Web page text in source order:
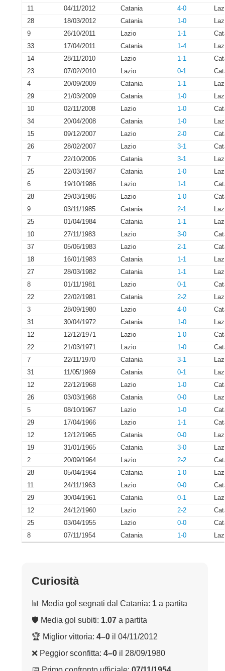
11
04/11/2012 Catania 4-0
28
18/03/2012 Catania 1-0
9
26/10/2011 Lazio 1-1
33
17/04/2011 Catania 1-4
14
28/11/2010 Lazio 1-1
23
07/02/2010 Lazio 0-1
4
20/09/2009 Catania 1-1
29
21/03/2009 Catania 1-0
10
02/11/2008 Lazio 1-0
34
20/04/2008 Catania 1-0
15
09/12/2007 Lazio 2-0
26
28/02/2007 Lazio 3-1
7
22/10/2006 Catania 3-1
25
22/03/1987 Catania 1-0
6
19/10/1986 Lazio 1-1
28
29/03/1986 Lazio 1-0
9
03/11/1985 Catania 2-1
25
01/04/1984 Catania 1-1
10
27/11/1983 Lazio 3-0
37
05/06/1983 Lazio 2-1
18
16/01/1983 Catania 1-1
27
28/03/1982 Catania 1-1
8
01/11/1981 Lazio 0-1
22
22/02/1981 Catania 2-2
3
28/09/1980 Lazio 4-0
31
30/04/1972 Catania 1-0
12
12/12/1971 Lazio 1-0
22
21/03/1971 Lazio 1-0
7
22/11/1970 Catania 3-1
31
11/05/1969 Catania 0-1
12
22/12/1968 Lazio 1-0
26
03/03/1968 Catania 0-0
5
08/10/1967 Lazio 1-0
29
17/04/1966 Lazio 1-1
12
12/12/1965 Catania 0-0
19
31/01/1965 Catania 3-0
2
20/09/1964 Lazio 2-2
28
05/04/1964 Catania 1-0
11
24/11/1963 Lazio 0-0
29
30/04/1961 Catania 0-1
12
24/12/1960 Lazio 2-2
25
03/04/1955 Lazio 0-0
8
07/11/1954 Catania 1-0
Curiosità
📊 Media gol segnati dal Catania: 1 a partita
🛡 Media gol subiti: 1.07 a partita
🏆 Miglior vittoria: 4–0 il 04/11/2012
❌ Peggior sconfitta: 4–0 il 28/09/1980